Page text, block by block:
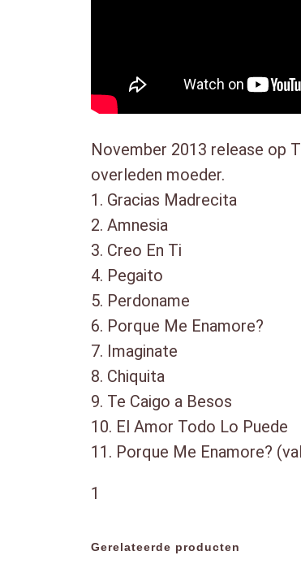
November 2013 release op
overleden moeder.
1. Gracias Madrecita
2. Amnesia
3. Creo En Ti
4. Pegaito
5. Perdoname
6. Porque Me Enamore?
7. Imaginate
8. Chiquita
9. Te Caigo a Besos
10. El Amor Todo Lo Puede
11. Porque Me Enamore?
1
Gerelateerde producten